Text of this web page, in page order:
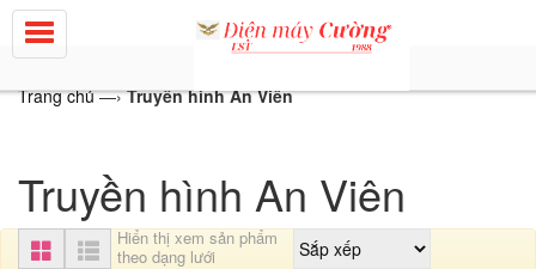
Trang chủ—› Truyền hình An Viên
Truyền hình An Viên
Hiển thị xem sản phẩm
theo dạng lưới